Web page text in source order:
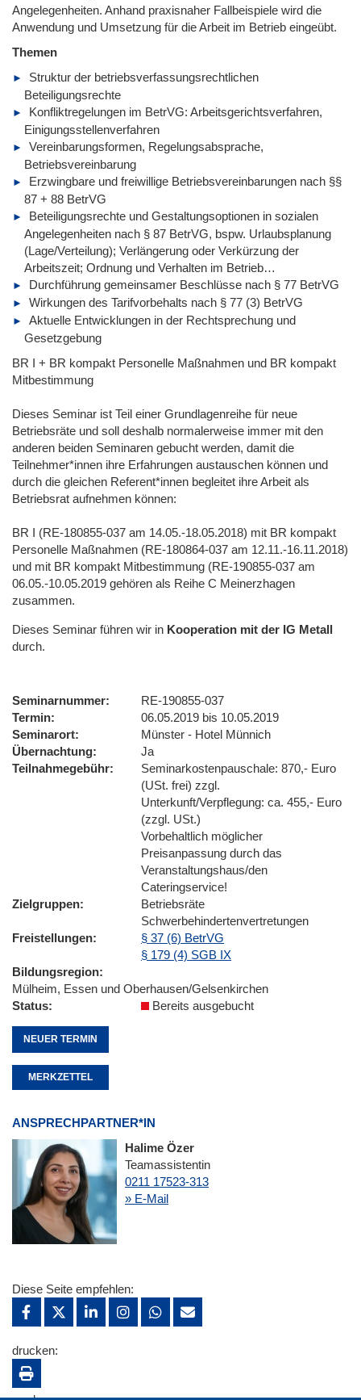
Angelegenheiten. Anhand praxisnaher Fallbeispiele wird die
Anwendung und Umsetzung für die Arbeit im Betrieb eingeübt.
Themen
Struktur der betriebsverfassungsrechtlichen
Beteiligungsrechte
Konfliktregelungen im BetrVG: Arbeitsgerichtsverfahren,
Einigungsstellenverfahren
Vereinbarungsformen, Regelungsabsprache,
Betriebsvereinbarung
Erzwingbare und freiwillige Betriebsvereinbarungen nach §§
87 + 88 BetrVG
Beteiligungsrechte und Gestaltungsoptionen in sozialen
Angelegenheiten nach § 87 BetrVG, bspw. Urlaubsplanung
(Lage/Verteilung); Verlängerung oder Verkürzung der
Arbeitszeit; Ordnung und Verhalten im Betrieb…
Durchführung gemeinsamer Beschlüsse nach § 77 BetrVG
Wirkungen des Tarifvorbehalts nach § 77 (3) BetrVG
Aktuelle Entwicklungen in der Rechtsprechung und
Gesetzgebung
BR I + BR kompakt Personelle Maßnahmen und BR kompakt
Mitbestimmung
Dieses Seminar ist Teil einer Grundlagenreihe für neue
Betriebsräte und soll deshalb normalerweise immer mit den
anderen beiden Seminaren gebucht werden, damit die
Teilnehmer*innen ihre Erfahrungen austauschen können und
durch die gleichen Referent*innen begleitet ihre Arbeit als
Betriebsrat aufnehmen können:
BR I (RE-180855-037 am 14.05.-18.05.2018) mit BR kompakt
Personelle Maßnahmen (RE-180864-037 am 12.11.-16.11.2018)
und mit BR kompakt Mitbestimmung (RE-190855-037 am
06.05.-10.05.2019 gehören als Reihe C Meinerzhagen
zusammen.
Dieses Seminar führen wir in Kooperation mit der IG Metall
durch.
Seminarnummer
RE-190855-037
Termin
06.05.2019 bis 10.05.2019
Seminarort
Münster - Hotel Münnich
Übernachtung
Ja
Teilnahmegebühr
Seminarkostenpauschale: 870,- Euro
(USt. frei) zzgl.
Unterkunft/Verpflegung: ca. 455,- Euro
(zzgl. USt.)
Vorbehaltlich möglicher
Preisanpassung durch das
Veranstaltungshaus/den
Cateringservice!
Zielgruppen
Betriebsräte
Schwerbehindertenvertretungen
Freistellungen
§ 37 (6) BetrVG
§ 179 (4) SGB IX
Bildungsregion
Mülheim, Essen und Oberhausen/Gelsenkirchen
Status
Bereits ausgebucht
NEUER TERMIN
MERKZETTEL
ANSPRECHPARTNER*IN
Halime Özer
Teamassistentin
0211 17523-313
» E-Mail
Diese Seite empfehlen:
drucken: